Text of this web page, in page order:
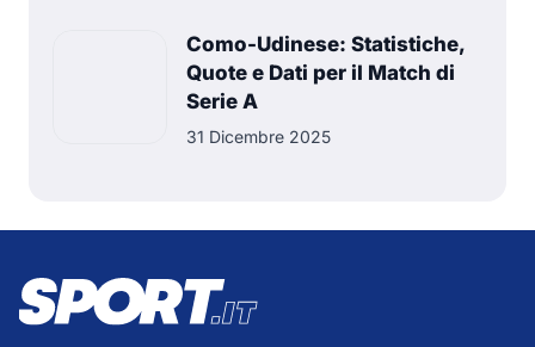
Como-Udinese: Statistiche,
Quote e Dati per il Match di
Serie A
31 Dicembre 2025